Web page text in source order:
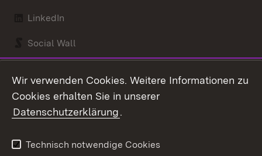
LinkedIn
Social Wall
Kontakt
Barrierefreiheit
Wir verwenden Cookies. Weitere Informationen zu
Cookies erhalten Sie in unserer
Datenschutzerklärung.
Technisch notwendige Cookies